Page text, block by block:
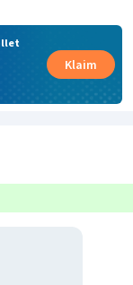
Klaim